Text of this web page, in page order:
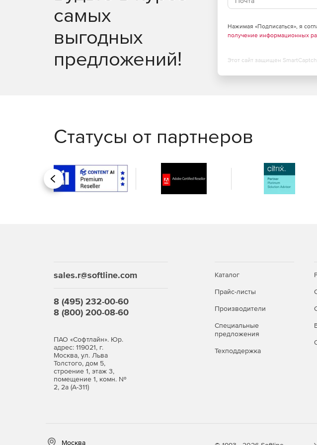
самых
выгодных
предложений!
Нажимая «Подписаться», я
получение информационных
Этот сайт защищен
Статусы от партнеров
Назад
sales.r@softline.com
8 (495) 232-00-60
8 (800) 200-08-60
ПАО «Софтлайн». Юр.
адрес: 119021, г.
Москва, ул. Льва
Толстого, дом 5,
строение 1, этаж 3,
помещение 1, комн. №
2, 2а (А-311)
Каталог
Прайс-листы
Производители
Специальные
предложения
Техподдержка
Москва